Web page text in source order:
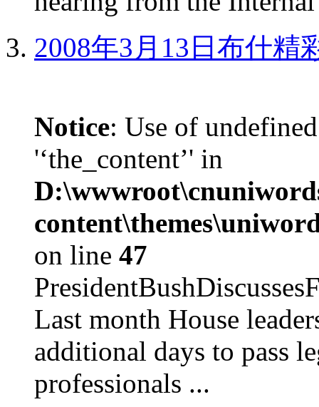
2008年3月13日布什精
Notice: Use of
'‘the_content’' in
on line 47
Last month House
additional days to pass
professionals ...